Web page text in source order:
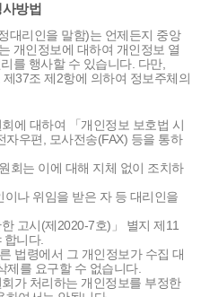
방법
대리인을 말함)는 언제든지 중앙
개인정보에 대하여 개인정보 열
를 행사할 수 있습니다. 다만,
37조 제2항에 의하여 정보주체의
에 대하여 「개인정보 보호법 시
우편, 모사전송(FAX) 등을 통하
회는 이에 대해 지체 없이 조치하
나 위임을 받은 자 등 대리인을
고시(제2020-7호)」 별지 제11
니다.
법령에서 그 개인정보가 수집 대
제를 요구할 수 없습니다.
가 처리하는 개인정보를 부정한